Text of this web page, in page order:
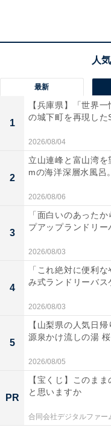
大人1名（参考価格）
※料金は公式Webサイ
※プラン・部屋によ
チェックイン： 15:00
チェックアウト：10:00
あわせて読みたい
【筑後
乃屋」
最新
1
【兵庫県】「世界
の城下町を再現した
2026/08/04
2
立山連峰と富山湾
mの海洋深層水風呂
2026/08/06
3
「面白いのあった
プアップランドリー
2026/08/03
4
「これ絶対に便利
み式ランドリーバス
2026/08/03
5
【山梨県の人気日
源泉かけ流しの湯
2026/08/05
PR
【宝くじ】このま
と思いますか
合同会社デジタルファー